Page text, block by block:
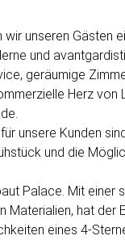
wir unseren Gästen
und
geräumige
Herz von
unsere Kunden
und die
Palace. Mit einer
Materialien, hat der
eines 4-